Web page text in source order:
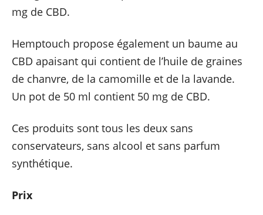
mg de CBD.
Hemptouch propose également un baume au
CBD apaisant qui contient de l’huile de graines
de chanvre, de la camomille et de la lavande.
Un pot de 50 ml contient 50 mg de CBD.
Ces produits sont tous les deux sans
conservateurs, sans alcool et sans parfum
synthétique.
Prix